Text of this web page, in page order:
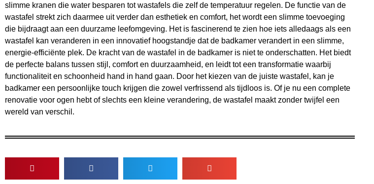
slimme kranen die water besparen tot wastafels die zelf de temperatuur regelen. De functie van de
wastafel strekt zich daarmee uit verder dan esthetiek en comfort, het wordt een slimme toevoeging
die bijdraagt aan een duurzame leefomgeving. Het is fascinerend te zien hoe iets alledaags als een
wastafel kan veranderen in een innovatief hoogstandje dat de badkamer verandert in een slimme,
energie-efficiënte plek. De kracht van de wastafel in de badkamer is niet te onderschatten. Het biedt
de perfecte balans tussen stijl, comfort en duurzaamheid, en leidt tot een transformatie waarbij
functionaliteit en schoonheid hand in hand gaan. Door het kiezen van de juiste wastafel, kan je
badkamer een persoonlijke touch krijgen die zowel verfrissend als tijdloos is. Of je nu een complete
renovatie voor ogen hebt of slechts een kleine verandering, de wastafel maakt zonder twijfel een
wereld van verschil.